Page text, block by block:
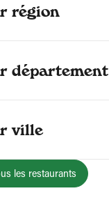
région
département
ville
les restaurants